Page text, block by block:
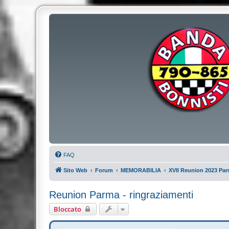
FAQ
Sito Web Forum MEMORABILIA XVII Reunion 2023
Reunion Parma - ringraziamenti
Bloccato